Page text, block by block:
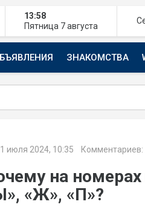
13:58
Пятница 7 августа
ЗНАКОМСТВА
июля 2024, 10:35 Комментариев:
на
«Ж», «П»?